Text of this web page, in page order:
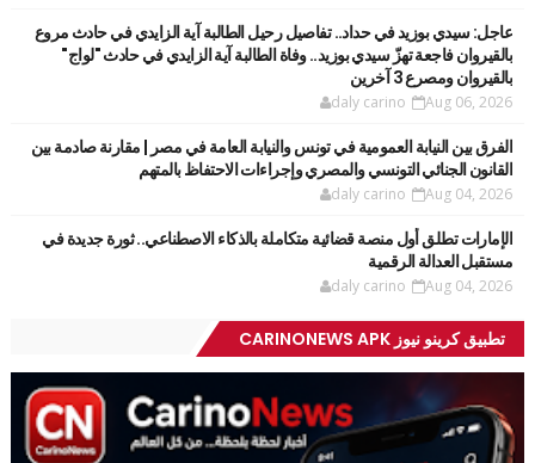
عاجل: سيدي بوزيد في حداد.. تفاصيل رحيل الطالبة آية الزايدي في حادث مروع
بالقيروان فاجعة تهزّ سيدي بوزيد.. وفاة الطالبة آية الزايدي في حادث "لواج"
بالقيروان ومصرع 3 آخرين
daly carino Aug 06, 2026
الفرق بين النيابة العمومية في تونس والنيابة العامة في مصر | مقارنة صادمة بين
القانون الجنائي التونسي والمصري وإجراءات الاحتفاظ بالمتهم
daly carino Aug 04, 2026
الإمارات تطلق أول منصة قضائية متكاملة بالذكاء الاصطناعي.. ثورة جديدة في
مستقبل العدالة الرقمية
daly carino Aug 04, 2026
تطبيق كرينو نيوز CARINONEWS APK